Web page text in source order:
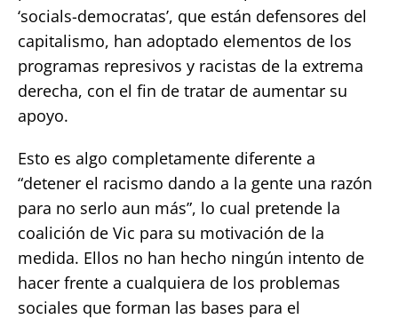
‘socials-democratas’, que están defensores del
capitalismo, han adoptado elementos de los
programas represivos y racistas de la extrema
derecha, con el fin de tratar de aumentar su
apoyo.
Esto es algo completamente diferente a
“detener el racismo dando a la gente una razón
para no serlo aun más”, lo cual pretende la
coalición de Vic para su motivación de la
medida. Ellos no han hecho ningún intento de
hacer frente a cualquiera de los problemas
sociales que forman las bases para el